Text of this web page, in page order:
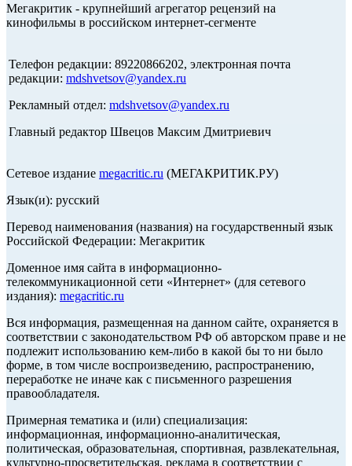
Мегакритик - крупнейший агрегатор рецензий на
кинофильмы в российском интернет-сегменте
Телефон редакции: 89220866202, электронная почта
редакции: mdshvetsov@yandex.ru
Рекламный отдел: mdshvetsov@yandex.ru
Главный редактор Швецов Максим Дмитриевич
Сетевое издание megacritic.ru (МЕГАКРИТИК.РУ)
Язык(и): русский
Перевод наименования (названия) на государственный язык
Российской Федерации: Мегакритик
Доменное имя сайта в информационно-
телекоммуникационной сети «Интернет» (для сетевого
издания): megacritic.ru
Вся информация, размещенная на данном сайте, охраняется в
соответствии с законодательством РФ об авторском праве и не
подлежит использованию кем-либо в какой бы то ни было
форме, в том числе воспроизведению, распространению,
переработке не иначе как с письменного разрешения
правообладателя.
Примерная тематика и (или) специализация:
информационная, информационно-аналитическая,
политическая, образовательная, спортивная, развлекательная,
культурно-просветительская, реклама в соответствии с